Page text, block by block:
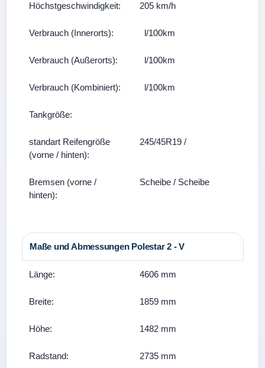
Höchstgeschwindigkeit: 205 km/h
Verbrauch (Innerorts): l/100km
Verbrauch (Außerorts): l/100km
Verbrauch (Kombiniert): l/100km
Tankgröße:
standart Reifengröße
(vorne / hinten):
245/45R19 /
Bremsen (vorne /
hinten):
Scheibe / Scheibe
Maße und Abmessungen Polestar 2 - V
Länge: 4606 mm
Breite: 1859 mm
Höhe: 1482 mm
Radstand: 2735 mm